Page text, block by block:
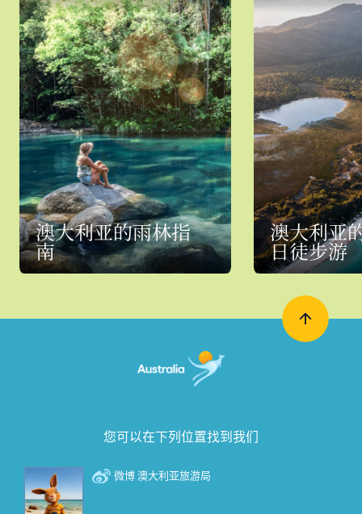
澳大利亚的雨林指
南
澳大利亚
日徒步游
您可以在下列位置找到我们
微博 澳大利亚旅游局